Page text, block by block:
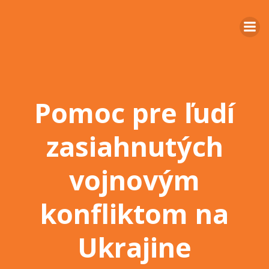
Pomoc pre ľudí
zasiahnutých
vojnovým
konfliktom na
Ukrajine